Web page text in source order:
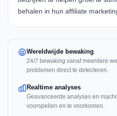
behalen in hun affiliate
Wereldwijde bewaking
24/7 bewaking vanaf meerdere
problemen direct te detecteren.
Realtime analyses
Geavanceerde analyses en
voorspellen en te voorkomen.